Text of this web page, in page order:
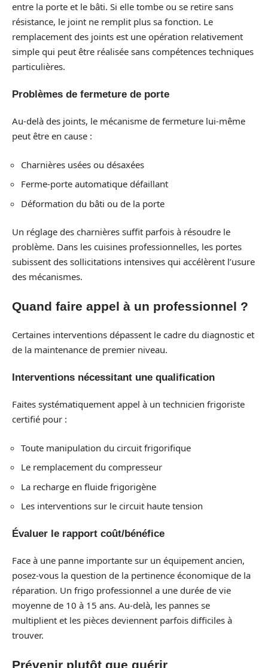
entre la porte et le bâti. Si elle tombe ou se retire sans
résistance, le joint ne remplit plus sa fonction. Le
remplacement des joints est une opération relativement
simple qui peut être réalisée sans compétences techniques
particulières.
Problèmes de fermeture de porte
Au-delà des joints, le mécanisme de fermeture lui-même
peut être en cause :
Charnières usées ou désaxées
Ferme-porte automatique défaillant
Déformation du bâti ou de la porte
Un réglage des charnières suffit parfois à résoudre le
problème. Dans les cuisines professionnelles, les portes
subissent des sollicitations intensives qui accélèrent l’usure
des mécanismes.
Quand faire appel à un professionnel ?
Certaines interventions dépassent le cadre du diagnostic et
de la maintenance de premier niveau.
Interventions nécessitant une qualification
Faites systématiquement appel à un technicien frigoriste
certifié pour :
Toute manipulation du circuit frigorifique
Le remplacement du compresseur
La recharge en fluide frigorigène
Les interventions sur le circuit haute tension
Évaluer le rapport coût/bénéfice
Face à une panne importante sur un équipement ancien,
posez-vous la question de la pertinence économique de la
réparation. Un frigo professionnel a une durée de vie
moyenne de 10 à 15 ans. Au-delà, les pannes se
multiplient et les pièces deviennent parfois difficiles à
trouver.
Prévenir plutôt que guérir